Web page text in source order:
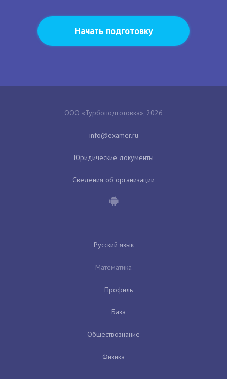
Начать подготовку
ООО «Турбоподготовка», 2026
Юридические документы
Сведения об организации
Русский язык
Математика
Профиль
База
Обществознание
Физика